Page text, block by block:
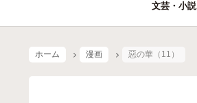
文芸・小説
ホーム 漫画 惡の華（11）